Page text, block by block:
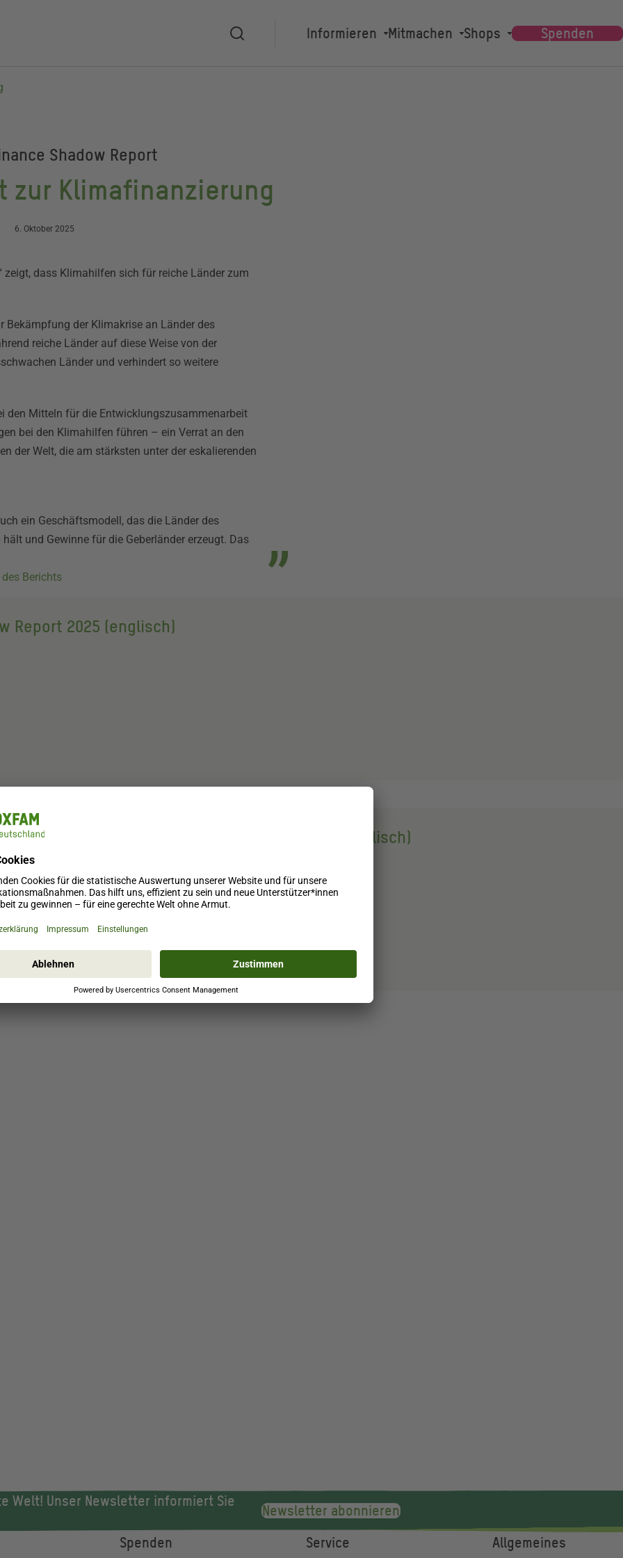
Suche
Main
Informieren Mitmachen Shops Spenden
Shadow Report
zur Klimafinanzierung
6. Oktober 2025
zeigt, dass Klimahilfen sich für reiche Länder zum
Bekämpfung der Klimakrise an Länder des
reiche Länder auf diese Weise von der
Länder und verhindert so weitere
den Mitteln für die Entwicklungszusammenarbeit
bei den Klimahilfen führen – ein Verrat an den
der Welt, die am stärksten unter der eskalierenden
ein Geschäftsmodell, das die Länder des
und Gewinne für die Geberländer erzeugt. Das
Berichts
Report 2025 (englisch)
zum Climate Finance Shadow Report 2025 (englisch)
Welt! Unser Newsletter informiert Sie
Newsletter abonnieren
Spenden Service Allgemeines